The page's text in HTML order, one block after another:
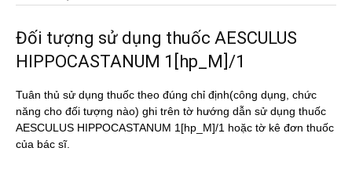
Đối tượng sử dụng thuốc AESCULUS
HIPPOCASTANUM 1[hp_M]/1
Tuân thủ sử dụng thuốc theo đúng chỉ định(công dụng, chức
năng cho đối tượng nào) ghi trên tờ hướng dẫn sử dụng thuốc
AESCULUS HIPPOCASTANUM 1[hp_M]/1 hoặc tờ kê đơn thuốc
của bác sĩ.